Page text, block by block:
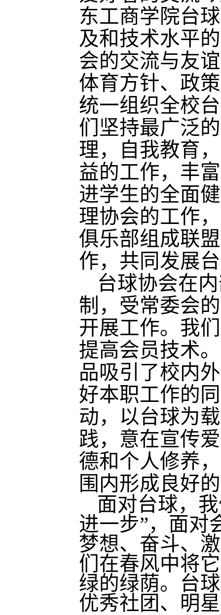
东工商学院台
及和技术水平
会的交流与友
体育方针、政
统一组织全校
们坚持最广泛
理，自我教育
益的工作，丰
进学生的全面
理协会的工作
俱乐部组成联
作，共同发展
台球协会在
制，受常委会
开展工作。我
提高会员技术
品吸引了校内
好本职工作的
动，以台球为
践，意在宣传
德和个人修养
围内形成良好
面对台球，
进一步”，面对
梦想、奋斗、
们在春风中将
绿的绿荫。台
优秀社团、明